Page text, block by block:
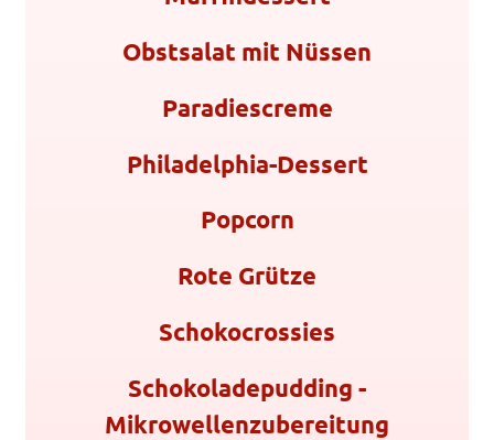
Obstsalat mit Nüssen
Paradiescreme
Philadelphia-Dessert
Popcorn
Rote Grütze
Schokocrossies
Schokoladepudding -
Mikrowellenzubereitung